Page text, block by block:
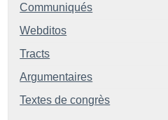
Communiqués
Webditos
Tracts
Argumentaires
Textes de congrès